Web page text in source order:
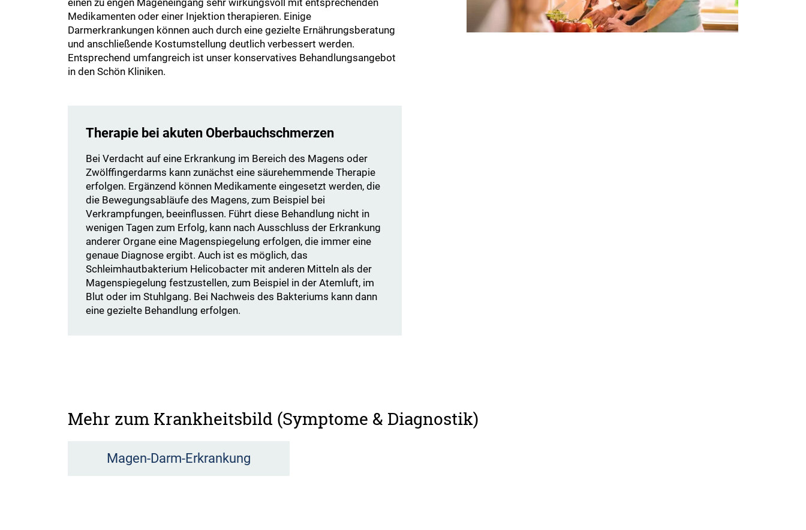
Medikamenten oder einer Injektion therapieren. Einige
Darmerkrankungen können auch durch eine gezielte Ernährungsberatung
und anschließende Kostumstellung deutlich verbessert werden.
Entsprechend umfangreich ist unser konservatives Behandlungsangebot
in den Schön Kliniken.
Therapie bei akuten Oberbauchschmerzen
Bei Verdacht auf eine Erkrankung im Bereich des Magens oder
Zwölffingerdarms kann zunächst eine säurehemmende Therapie
erfolgen. Ergänzend können Medikamente eingesetzt werden, die
die Bewegungsabläufe des Magens, zum Beispiel bei
Verkrampfungen, beeinflussen. Führt diese Behandlung nicht in
wenigen Tagen zum Erfolg, kann nach Ausschluss der Erkrankung
anderer Organe eine Magenspiegelung erfolgen, die immer eine
genaue Diagnose ergibt. Auch ist es möglich, das
Schleimhautbakterium Helicobacter mit anderen Mitteln als der
Magenspiegelung festzustellen, zum Beispiel in der Atemluft, im
Blut oder im Stuhlgang. Bei Nachweis des Bakteriums kann dann
eine gezielte Behandlung erfolgen.
Mehr zum Krankheitsbild (Symptome & Diagnostik)
Magen-Darm-Erkrankung